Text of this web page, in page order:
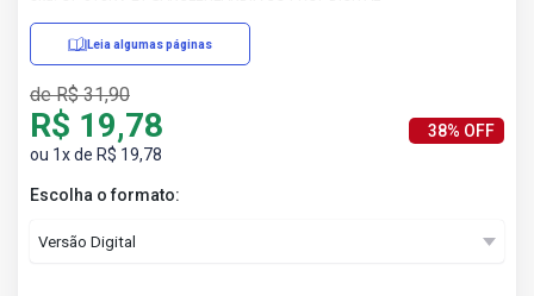
Leia algumas páginas
de R$ 31,90
R$ 19,78
ou 1x de R$ 19,78
38% OFF
Escolha o formato: